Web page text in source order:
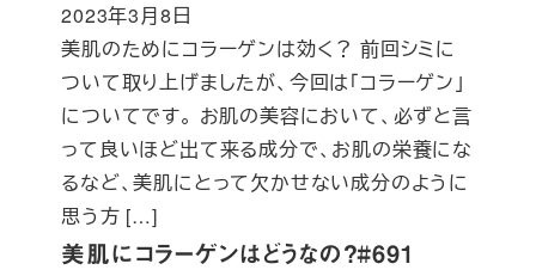
美肌にコラーゲンはどうなの？#691
美肌のためにコラーゲンは効く？ 前回シミに
ついて取り上げましたが、今回は「コラーゲン」
についてです。 お肌の美容において、必ずと言
って良いほど出て来る成分で、お肌の栄養にな
るなど、美肌にとって欠かせない成分のように
思う方 […]
投稿日
2023年3月8日